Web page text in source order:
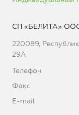
СП «БЕЛИТА»
220089,
29А
Телефон
Факс
E-mail